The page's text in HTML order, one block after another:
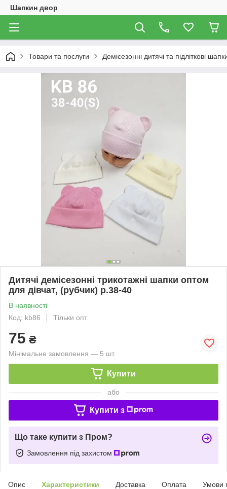
Шапкин двор
Товари та послуги Демісезонні дитячі та підліткові
Дитячі демісезонні трикотажні шапки оптом
для дівчат, (рубчик) р.38-40
В наявності
Код: kb86
Тільки опт
75 ₴
Мінімальне замовлення — 5 шт.
Купити
або
Купити з
Що таке купити з Пром?
Замовлення під захистом
Опис Характеристики Доставка Оплата Умови